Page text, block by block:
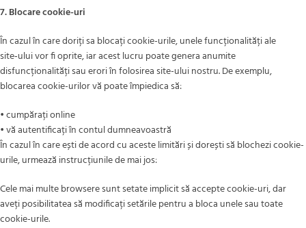
7. Blocare cookie-uri
În cazul în care doriți sa blocați cookie-urile, unele funcționalități ale
site‑ului vor fi oprite, iar acest lucru poate genera anumite
disfuncționalități sau erori în folosirea site-ului nostru. De exemplu,
blocarea cookie-urilor vă poate împiedica să:
• cumpărați online
• vă autentificați în contul dumneavoastră
În cazul în care ești de acord cu aceste limitări și dorești să blochezi cookie-
urile, urmează instrucțiunile de mai jos:
Cele mai multe browsere sunt setate implicit să accepte cookie-uri, dar
aveți posibilitatea să modificați setările pentru a bloca unele sau toate
cookie-urile.